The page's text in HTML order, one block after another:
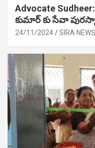
Advocate
కుమార్ కు సేవా
24/11/2024 SIRA NEWS